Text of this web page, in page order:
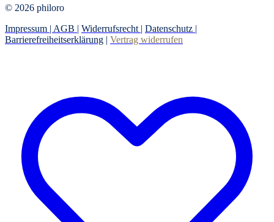
© 2026 philoro
Impressum | AGB | Widerrufsrecht | Datenschutz |
Barrierefreiheitserklärung | Vertrag widerrufen